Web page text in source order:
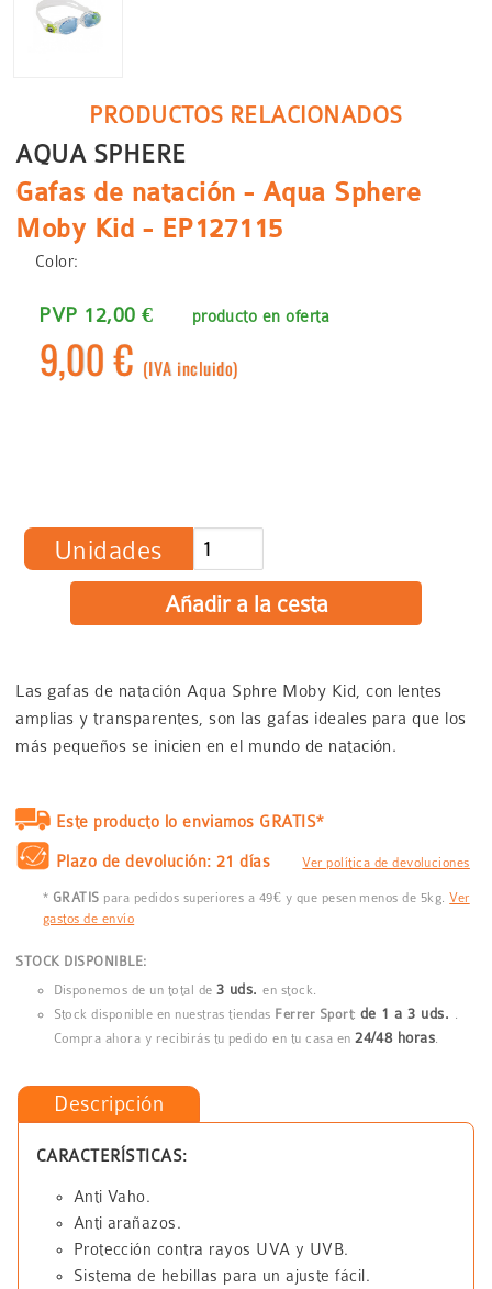
PRODUCTOS RELACIONADOS
AQUA SPHERE
Gafas de natación - Aqua Sphere
Moby Kid - EP127115
Color:
PVP 12,00 € producto en oferta
9,00 € (IVA incluido)
Unidades
Las gafas de natación Aqua Sphre Moby Kid, con lentes
amplias y transparentes, son las gafas ideales para que los
más pequeños se inicien en el mundo de natación.
Este producto lo enviamos GRATIS*
Plazo de devolución: 21 días Ver política de devoluciones
* GRATIS para pedidos superiores a 49€ y que pesen menos de 5kg.Ver
gastos de envío
STOCK DISPONIBLE:
Disponemos de un total de 3 uds.en stock.
Stock disponible en nuestras tiendas Ferrer Sport: de 1 a 3 uds. .
Compra ahora y recibirás tu pedido en tu casa en24/48 horas.
Descripción
CARACTERÍSTICAS:
Anti Vaho.
Anti arañazos.
Protección contra rayos UVA y UVB.
Sistema de hebillas para un ajuste fácil.